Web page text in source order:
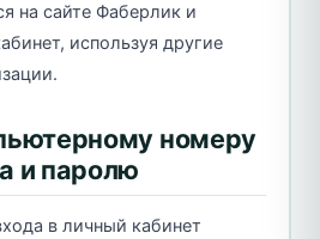
на сайте Фаберлик и
используя другие
номеру
и паролю
в личный кабинет